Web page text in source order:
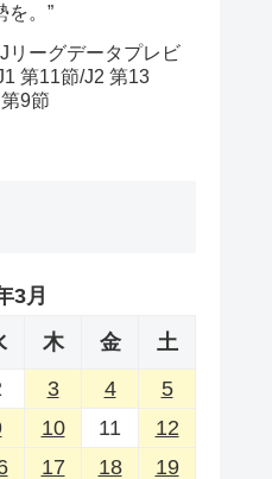
を。”
リーグデータプレビ
第11節/J2 第13
9節
3月
木 金
土
3 4
5
10 11
12
17 18 19